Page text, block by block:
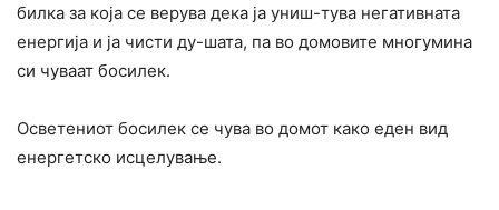
билка за која се верува дека ја униш-тува негативната
енергија и ја чисти ду-шата, па во домовите многумина
си чуваат босилек.
Осветениот босилек се чува во домот како еден вид
енергетско исцелување.